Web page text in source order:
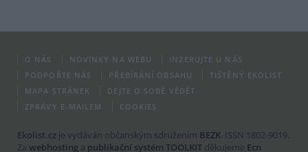
O NÁS NOVINKY NA WEBU
INZERUJTE U NÁS
PODPOŘTE NÁS
PŘEBÍRÁNÍ OBSAHU
TIŠTĚNÝ EKOLIST
MAPA STRÁNEK
DEJTE O SOBĚ VĚDĚT
ZPRÁVY E-MAILEM
COOKIES
Ekolist.cz je vydáván občanským sdružením BEZK. ISSN 1802-9019.
Za webhosting a publikační systém TOOLKIT děkujeme Ecn